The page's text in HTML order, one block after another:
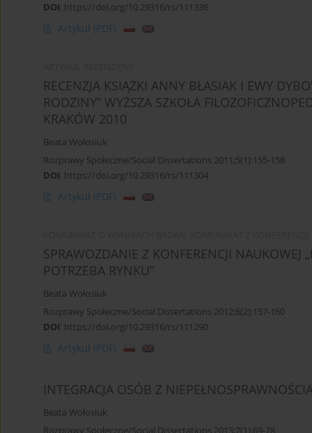
DOI: https://doi.org/10.29316/rs/111336
Artykuł (PDF)
RECENZJA KSIĄŻKI ANNY BŁASIAK I EWY
RODZINY” WYŻSZA SZKOŁA
KRAKÓW 2010
Beata Wołosiuk
Rozprawy Społeczne/Social Dissertations 2011;5(1):155-158
DOI: https://doi.org/10.29316/rs/111304
Artykuł (PDF)
SPRAWOZDANIE Z KONFERENCJI NAUKOWEJ
POTRZEBA RYNKU”
Beata Wołosiuk
Rozprawy Społeczne/Social Dissertations 2012;6(2):157-160
DOI: https://doi.org/10.29316/rs/111290
Artykuł (PDF)
INTEGRACJA OSÓB Z
Beata Wołosiuk
Rozprawy Społeczne/Social Dissertations 2013;7(1):69-78